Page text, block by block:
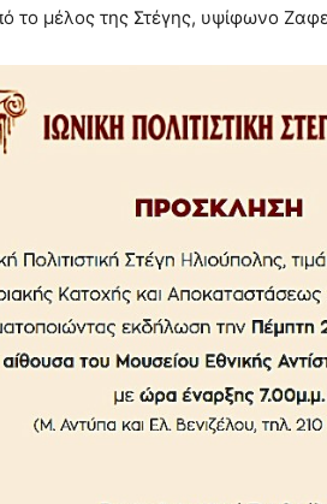
το μέλος της Στέγης, υψίφωνο